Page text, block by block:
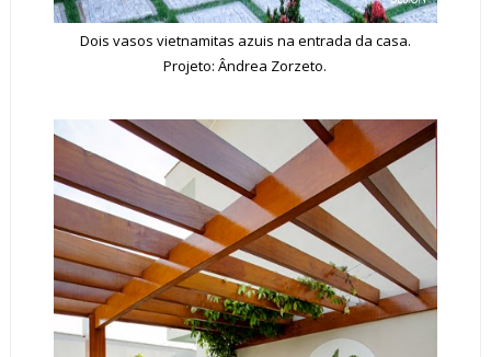
Dois vasos vietnamitas azuis na entrada da casa.
Projeto: Ândrea Zorzeto.